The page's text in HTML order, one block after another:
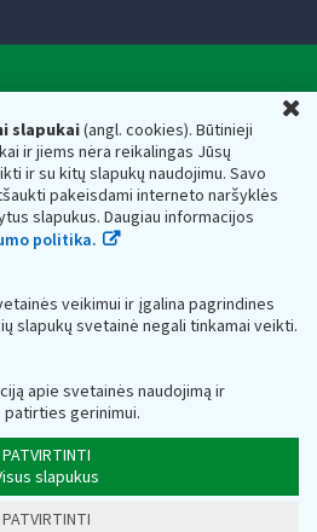
slapukai(angl. cookies). Būtinieji
ir jiems nėra reikalingas Jūsų
ir su kitų slapukų naudojimu. Savo
pakeisdami interneto naršyklės
slapukus. Daugiau informacijos
politika.
veikimui ir įgalina pagrindines
slapukų svetainė negali tinkamai veikti.
apie svetainės naudojimą ir
patirties gerinimui.
PATVIRTINTI
slapukus
PATVIRTINTI
ministerijos
kodas — 188659752,
01107 Vilnius, Lietuva, el.paštas:
adresas 188659752
inspekciją prie Lietuvos
kaupiami ir saugomi Juridinių